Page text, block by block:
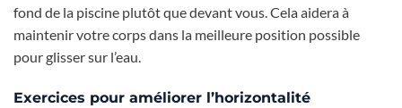
fond de la piscine plutôt que devant vous. Cela aidera à
maintenir votre corps dans la meilleure position possible
pour glisser sur l’eau.
Exercices pour améliorer l’horizontalité